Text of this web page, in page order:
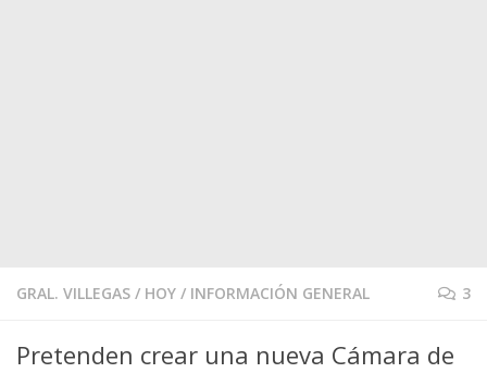
GRAL. VILLEGAS / HOY / INFORMACIÓN GENERAL 3
Pretenden crear una nueva Cámara de